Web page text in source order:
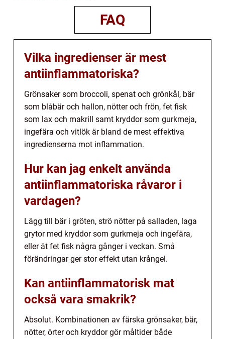
FAQ
Vilka ingredienser är mest
antiinflammatoriska?
Grönsaker som broccoli, spenat och grönkål, bär
som blåbär och hallon, nötter och frön, fet fisk
som lax och makrill samt kryddor som gurkmeja,
ingefära och vitlök är bland de mest effektiva
ingredienserna mot inflammation.
Hur kan jag enkelt använda
antiinflammatoriska råvaror i
vardagen?
Lägg till bär i gröten, strö nötter på salladen, laga
grytor med kryddor som gurkmeja och ingefära,
eller ät fet fisk några gånger i veckan. Små
förändringar ger stor effekt utan krångel.
Kan antiinflammatorisk mat
också vara smakrik?
Absolut. Kombinationen av färska grönsaker, bär,
nötter, örter och kryddor gör måltider både